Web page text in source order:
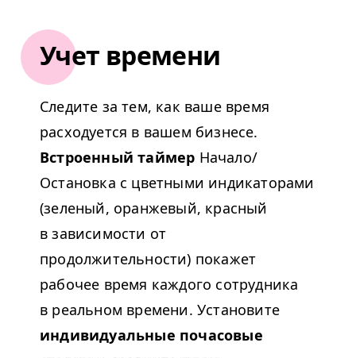
Учет времени
Следите за тем, как ваше время
расходуется в вашем бизнесе.
Встроенный таймер Начало/​
Остановка с цветными индикаторами
(зеленый, оранжевый, красный
в зависимости от
продолжительности) покажет
рабочее время каждого сотрудника
в реальном времени. Установите
индивидуальные почасовые